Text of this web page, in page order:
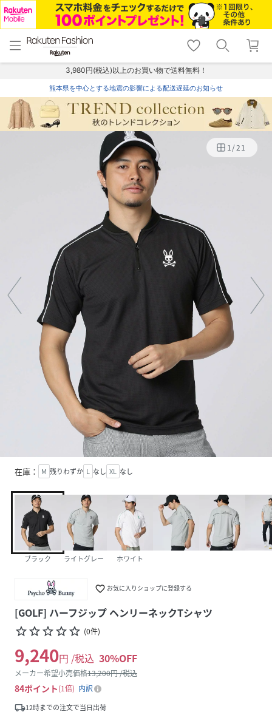
menu home
トップ
shopping_cart lock_outline
ログイン
3,980円(税込)以上のお買い物で送料無料！
熊本県を中心とする地震の影響による配送遅延のお知らせ
1/21
在庫： M 残りわずか L なし XL なし
ブラック ライトグレー ホワイト
favorite_border お気に入りショップに登録する
[GOLF] ハーフジップ ヘンリーネックTシャツ
star_borderstar_borderstar_borderstar_borderstar_border (0件)
9,240円 /税込 30%OFF
メーカー希望小売価格13,200円 /税込
84ポイント 1倍
内訳
local_shipping12時までの注文で当日出荷